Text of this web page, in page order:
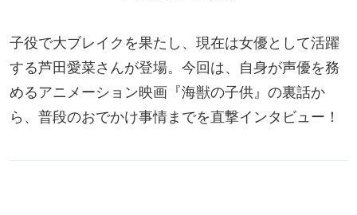
子役で大ブレイクを果たし、現在は女優として活躍
する芦田愛菜さんが登場。今回は、自身が声優を務
めるアニメーション映画『海獣の子供』の裏話か
ら、普段のおでかけ事情までを直撃インタビュー！